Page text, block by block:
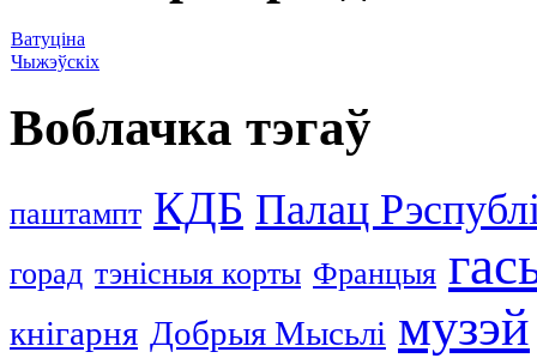
Ватуціна
Чыжэўскіх
Воблачка тэгаў
паштампт КДБ Палац
горад тэнісныя корты Францыя
кнігарня Добрыя Мысьлі музэй